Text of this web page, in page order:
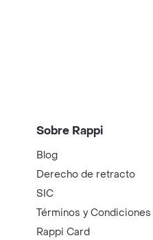
Sobre Rappi
Blog
Derecho de retracto
SIC
Términos y Condiciones
Rappi Card